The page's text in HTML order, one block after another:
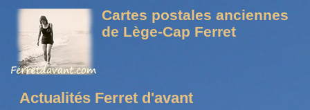
Cartes postales anciennes
de Lège-Cap Ferret
Actualités Ferret d'avant